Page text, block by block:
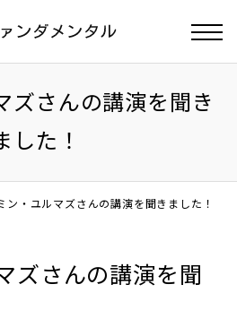
ズさんの講演を聞き
した！
ン・ユルマズさんの講演を聞きました！
ズさんの講演を聞